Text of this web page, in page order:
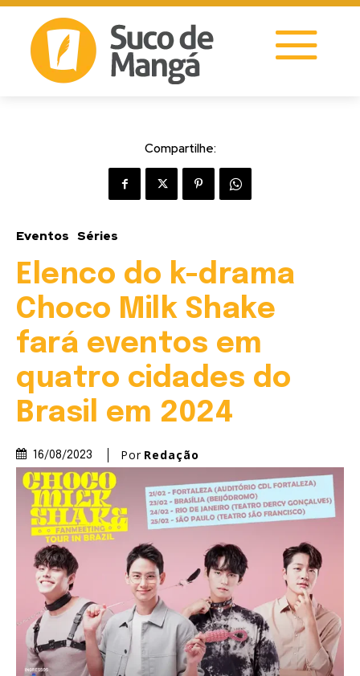
Compartilhe:
Eventos Séries
Elenco do k-drama
Choco Milk Shake
fará eventos em
quatro cidades do
Brasil em 2024
16/08/2023 Por Redação